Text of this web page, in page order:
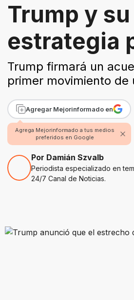
Trump y
estrategia
Trump firmará un
primer movimiento
Agregar Mejorinformado en
Agrega Mejorinformado a tus medios
preferidos en Google
Por Damián Szvalb
Periodista especializado en
24/7 Canal de Noticias.